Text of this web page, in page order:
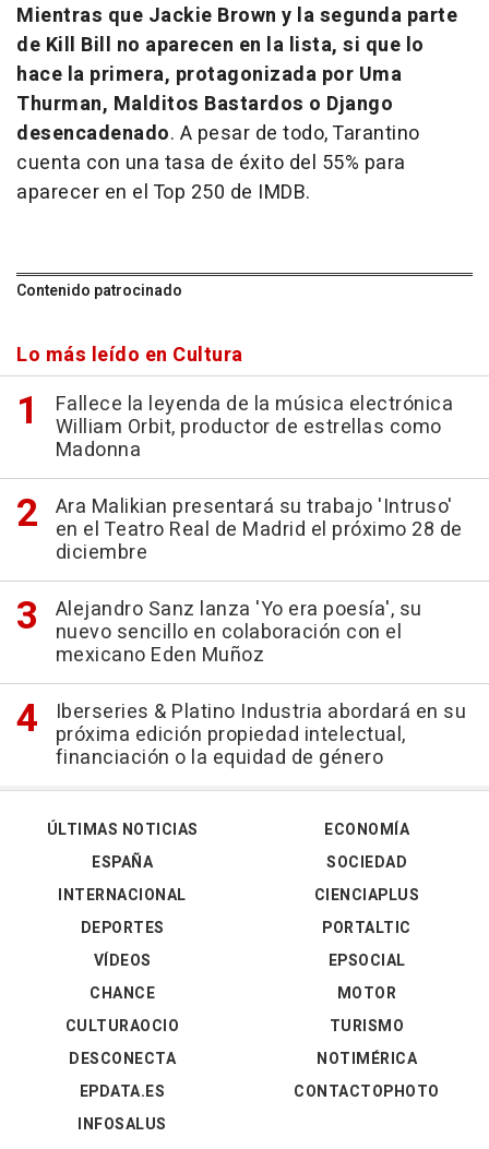
Mientras que Jackie Brown y la segunda parte
de Kill Bill no aparecen en la lista, si que lo
hace la primera, protagonizada por Uma
Thurman, Malditos Bastardos o Django
desencadenado. A pesar de todo, Tarantino
cuenta con una tasa de éxito del 55% para
aparecer en el Top 250 de IMDB.
Contenido patrocinado
Lo más leído en Cultura
Fallece la leyenda de la música electrónica
William Orbit, productor de estrellas como
Madonna
Ara Malikian presentará su trabajo 'Intruso'
en el Teatro Real de Madrid el próximo 28 de
diciembre
Alejandro Sanz lanza 'Yo era poesía', su
nuevo sencillo en colaboración con el
mexicano Eden Muñoz
Iberseries & Platino Industria abordará en su
próxima edición propiedad intelectual,
financiación o la equidad de género
ÚLTIMAS NOTICIAS
ESPAÑA
INTERNACIONAL
DEPORTES
VÍDEOS
ECONOMÍA
SOCIEDAD
CIENCIAPLUS
PORTALTIC
EPSOCIAL
CHANCE
CULTURAOCIO
DESCONECTA
EPDATA.ES
INFOSALUS
MOTOR
TURISMO
NOTIMÉRICA
CONTACTOPHOTO